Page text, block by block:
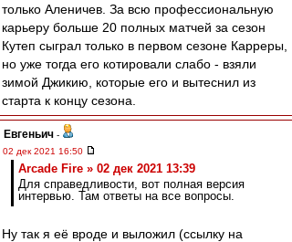
только Аленичев. За всю профессиональную
карьеру больше 20 полных матчей за сезон
Кутеп сыграл только в первом сезоне Карреры,
но уже тогда его котировали слабо - взяли
зимой Джикию, которые его и вытеснил из
старта к концу сезона.
Евгеньич -
02 дек 2021 16:50
Arcade Fire » 02 дек 2021 13:39
Для справедливости, вот полная версия
интервью. Там ответы на все вопросы.
Ну так я её вроде и выложил (ссылку на